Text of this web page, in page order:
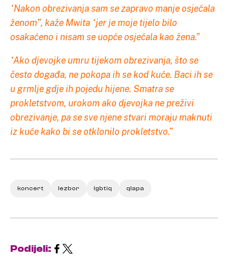
“Nakon obrezivanja sam se zapravo manje osjećala
ženom”, kaže Mwita “jer je moje tijelo bilo
osakaćeno i nisam se uopće osjećala kao žena.”
“Ako djevojke umru tijekom obrezivanja, što se
često događa, ne pokopa ih se kod kuće. Baci ih se
u grmlje gdje ih pojedu hijene. Smatra se
prokletstvom, urokom ako djevojka ne preživi
obrezivanje, pa se sve njene stvari moraju maknuti
iz kuće kako bi se otklonilo prokletstvo.”
koncert lezbor lgbtiq qlapa
Podijeli: